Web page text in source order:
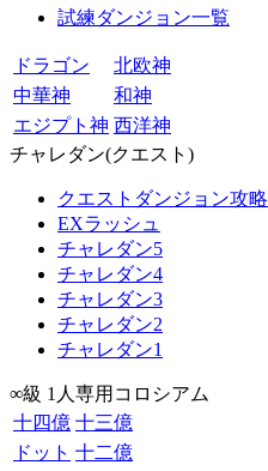
試練ダンジョン一覧
ドラゴン
北欧神
中華神
和神
エジプト神 西洋神
チャレダン(クエスト)
クエストダンジョン攻略
EXラッシュ
チャレダン5
チャレダン4
チャレダン3
チャレダン2
チャレダン1
∞級 1人専用コロシアム
十四億 十三億
ドット 十二億